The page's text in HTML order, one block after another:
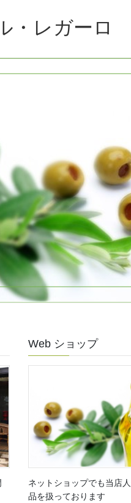
・レガーロ
Web ショップ
ネットショップでも当店
品を扱っております